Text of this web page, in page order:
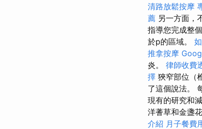
清路放鬆按摩
薦 另一方面，
指導您完成整
於p的區域。
推拿按摩
炎。 律師收費
擇 狹窄部位（
了這個說法。
現有的研究和
洋蓍草和金盞
介紹 月子餐費